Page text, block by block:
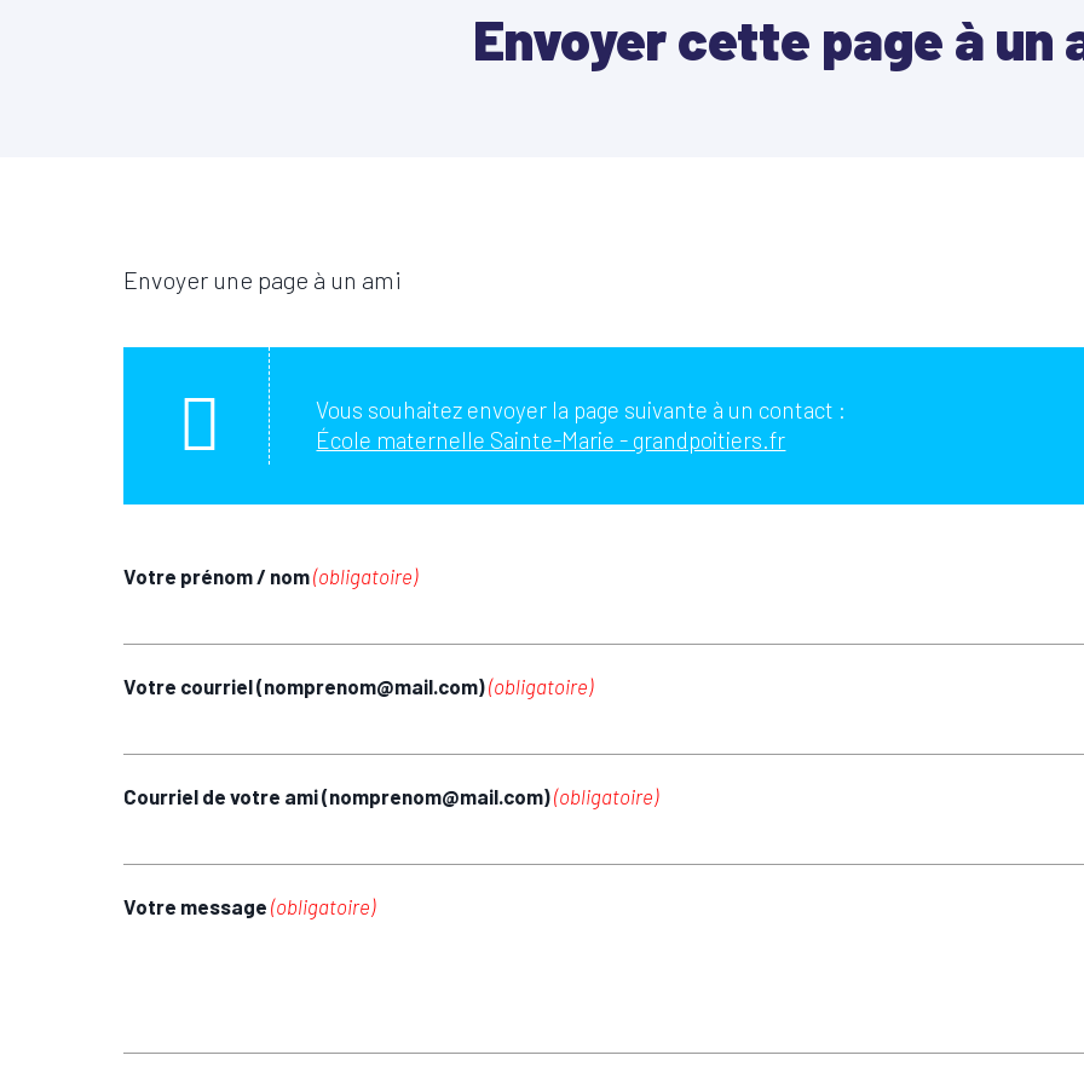
Envoyer cette page à un
Envoyer une page à un ami
Vous souhaitez envoyer la page suivante à un contact :
École maternelle Sainte-Marie - grandpoitiers.fr
Votre prénom / nom(obligatoire)
Votre courriel (nomprenom@mail.com)(obligatoire)
Courriel de votre ami (nomprenom@mail.com)(obligatoire)
Votre message (obligatoire)